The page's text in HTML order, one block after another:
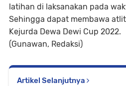
latihan di laksanakan pada
Sehingga dapat membawa
Kejurda Dewa Dewi Cup 2022.
(Gunawan, Redaksi)
Artikel Selanjutnya